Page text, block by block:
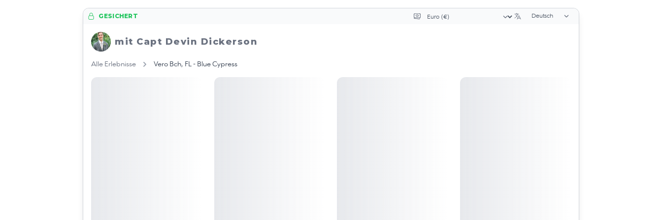
GESICHERT Währungsauswahl Sprachauswahl
mit Capt Devin Dickerson
Alle Erlebnisse Vero Bch, FL - Blue Cypress